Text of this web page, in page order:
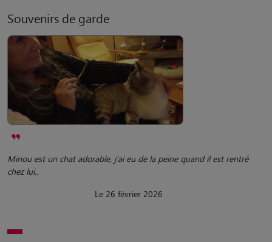
Souvenirs de garde
Minou est un chat adorable, j'ai eu de la peine quand il est rentré
chez lui..
Le 26 février 2026